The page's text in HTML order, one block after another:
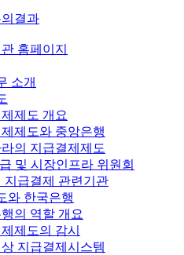
결과
홈페이지
소개
제도 개요
제도와 중앙은행
의 지급결제제도
및 시장인프라 위원회
지급결제 관련기관
와 한국은행
의 역할 개요
제도의 감시
지급결제시스템